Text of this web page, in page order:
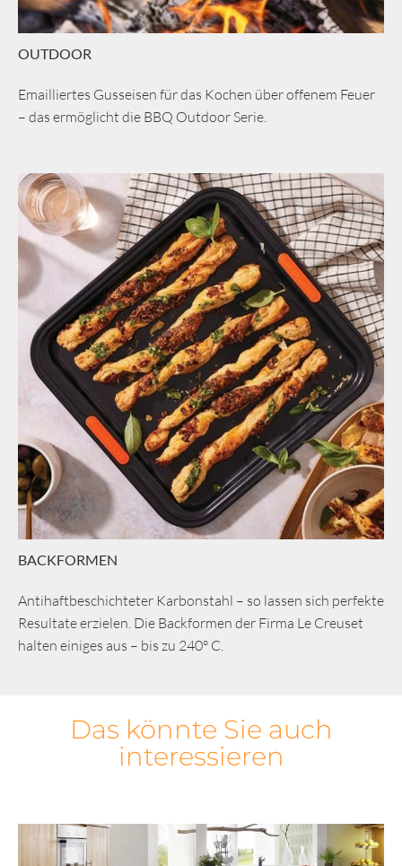
OUTDOOR
Emailliertes Gusseisen für das Kochen über offenem Feuer
– das ermöglicht die BBQ Outdoor Serie.
BACKFORMEN
Antihaftbeschichteter Karbonstahl – so lassen sich perfekte
Resultate erzielen. Die Backformen der Firma Le Creuset
halten einiges aus – bis zu 240° C.
Das könnte Sie auch
interessieren